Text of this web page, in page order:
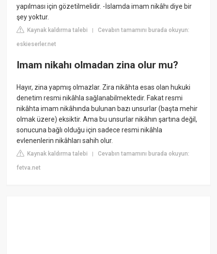
yapılması için gözetilmelidir. -İslamda imam nikâhı diye bir
şey yoktur.
Kaynak kaldırma talebi |Cevabın tamamını burada okuyun:
eskieserler.net
Imam nikahı olmadan zina olur mu?
Hayır, zina yapmış olmazlar. Zira nikâhta esas olan hukuki
denetim resmi nikâhla sağlanabilmektedir. Fakat resmi
nikâhta imam nikâhında bulunan bazı unsurlar (başta mehir
olmak üzere) eksiktir. Ama bu unsurlar nikâhın şartına değil,
sonucuna bağlı olduğu için sadece resmi nikâhla
evlenenlerin nikâhları sahih olur.
Kaynak kaldırma talebi |Cevabın tamamını burada okuyun:
fetva.net